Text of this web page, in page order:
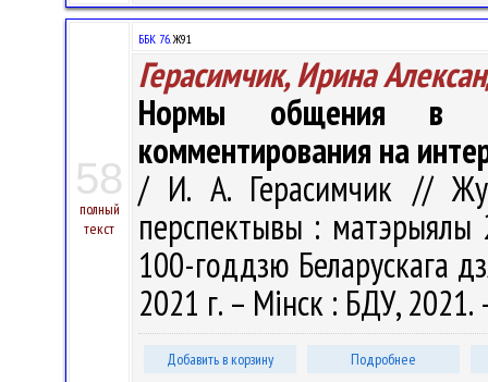
58
полный
текст
ББК 76.Ж91
Герасимчик, Ирина
Нормы общения в
комментирования на
/ И. А. Герасимчик //
перспектывы : матэрыялы
100-годдзю Беларускага
2021 г. – Мінск : БДУ,
Добавить в корзину Подробнее